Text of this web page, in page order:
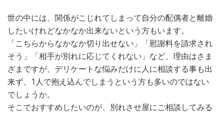
世の中には、関係がこじれてしまって自分の配偶者と離婚
したいけれどなかなか出来ないという方もいます。
「こちらからなかなか切り出せない」「慰謝料を請求され
そう」「相手が別れに応じてくれない」など、理由はさま
ざまですが、デリケートな悩みだけに人に相談する事も出
来ず、1人で抱え込んでしまうという方も多いのではない
でしょうか。
そこでおすすめしたいのが、別れさせ屋にご相談してみる